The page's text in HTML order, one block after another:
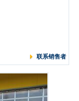
联系销售者